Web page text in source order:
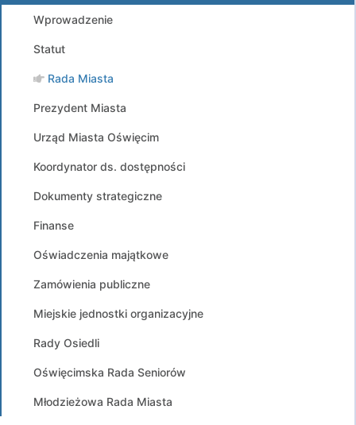
Wprowadzenie
Statut
Rada Miasta
Prezydent Miasta
Urząd Miasta Oświęcim
Koordynator ds. dostępności
Dokumenty strategiczne
Finanse
Oświadczenia majątkowe
Zamówienia publiczne
Miejskie jednostki organizacyjne
Rady Osiedli
Oświęcimska Rada Seniorów
Młodzieżowa Rada Miasta